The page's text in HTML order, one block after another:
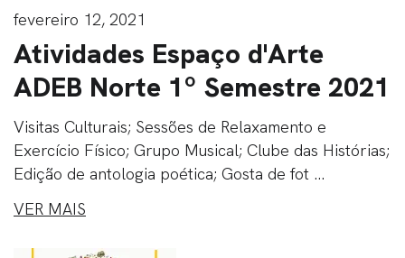
fevereiro 12, 2021
Atividades Espaço d'Arte
ADEB Norte 1º Semestre 2021
Visitas Culturais; Sessões de Relaxamento e
Exercício Físico; Grupo Musical; Clube das Histórias;
Edição de antologia poética; Gosta de fot ...
VER MAIS